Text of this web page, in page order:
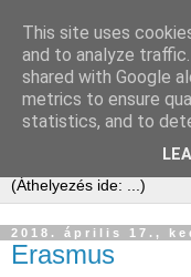
2018. április 17.,
Erasmus
This site uses
and to analyze
shared with Google
metrics to ensure
statistics, and to